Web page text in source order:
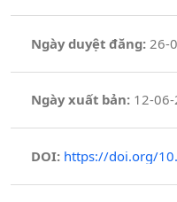
Ngày duyệt đăng:26-
Ngày xuất bản: 12-
DOI: https://doi.org/